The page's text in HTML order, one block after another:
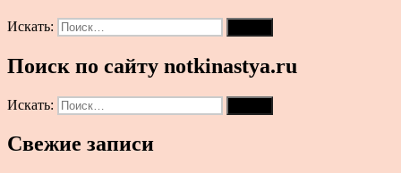
Искать:
Поиск по сайту notkinastya.ru
Искать:
Свежие записи